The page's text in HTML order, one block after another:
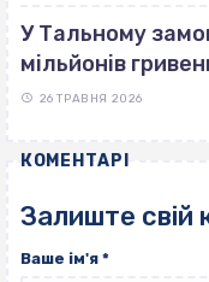
У Тальному
мільйонів
26 ТРАВНЯ 2026
КОМЕНТАРІ
Залиште свій
Ваше ім'я *